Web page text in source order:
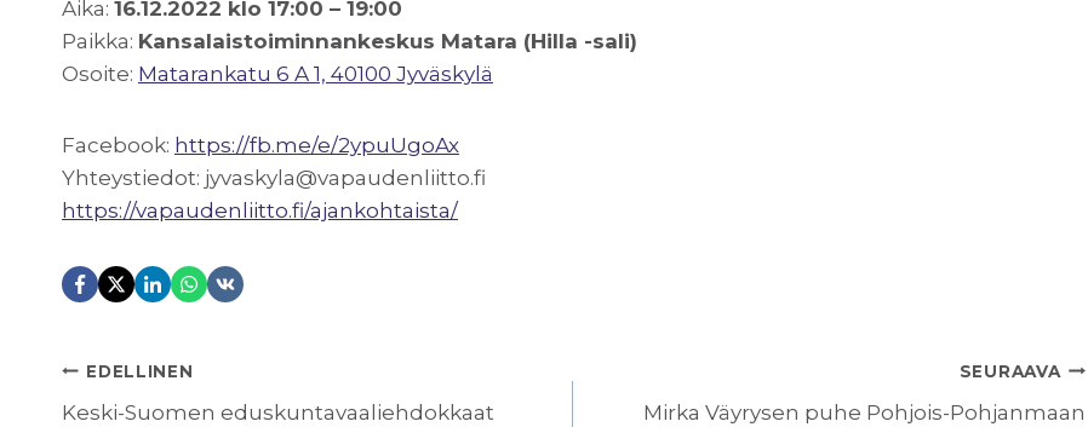
Aika: 16.12.2022 klo 17:00 – 19:00
Paikka: Kansalaistoiminnankeskus Matara (Hilla -sali)
Osoite: Matarankatu 6 A 1, 40100 Jyväskylä
Facebook: https://fb.me/e/2ypuUgoAx
Yhteystiedot: jyvaskyla@vapaudenliitto.fi
https://vapaudenliitto.fi/ajankohtaista/
ARTIKKELIEN
EDELLINEN
Keski-Suomen eduskuntavaaliehdokkaat
SEURAAVA
Mirka Väyrysen puhe Pohjois-Pohjanmaan